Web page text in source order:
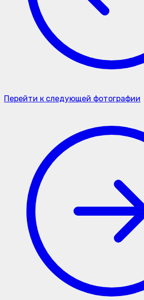
Перейти к следующей фотографии